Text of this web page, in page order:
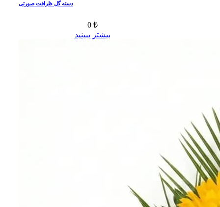
دسته گل ظرافت صورتی
0 ₺
بیشتر ببینید